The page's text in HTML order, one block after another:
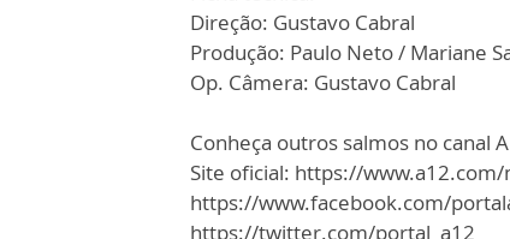
Direção: Gustavo Cabral
Produção: Paulo Neto / Mariane
Op. Câmera: Gustavo Cabral
Conheça outros salmos no canal
Site oficial: https://www.a12.com/
https://www.facebook.com/
https://twitter.com/portal_a12